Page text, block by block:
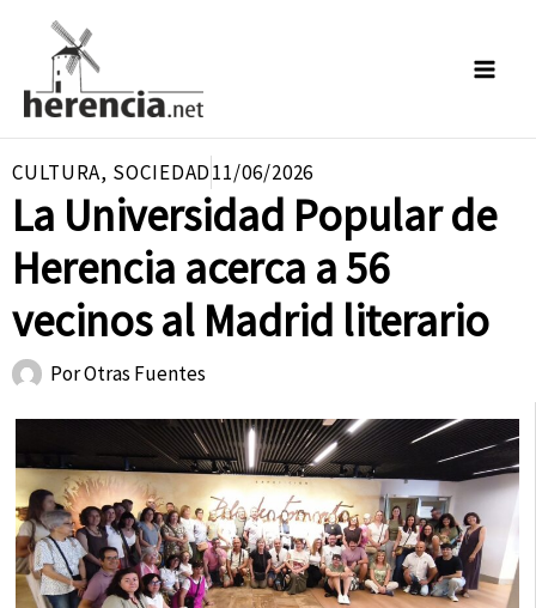
contenido
CULTURA, SOCIEDAD11/06/2026
La Universidad Popular de
Herencia acerca a 56
vecinos al Madrid literario
PorOtras Fuentes